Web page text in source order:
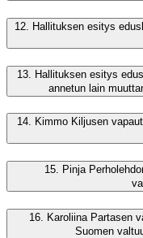
12.
Hallituksen esitys
13. Hallituksen esitys
annetun lain
14. Kimmo Kiljusen
15. Pinja
16.
Karoliina Partasen
Suomen